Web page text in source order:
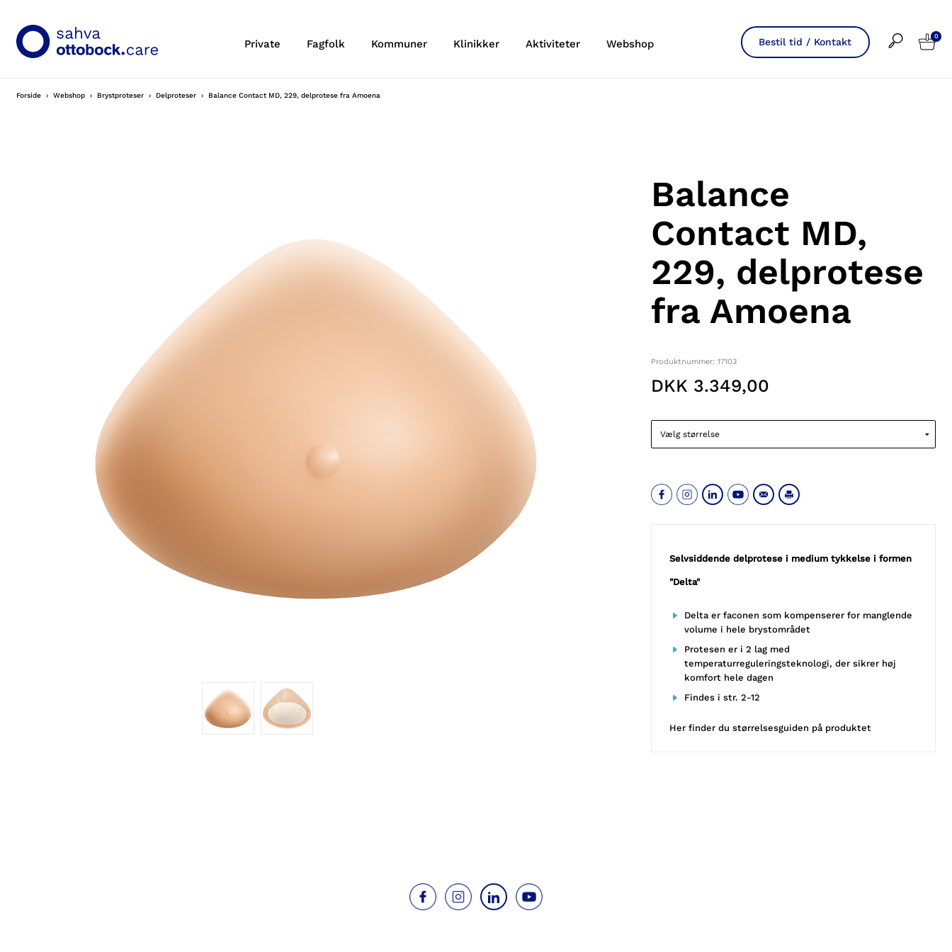
Private Fagfolk Kommuner Klinikker Aktiviteter Webshop Bestil tid / Kontakt 0
Forside Webshop Brystproteser Delproteser Balance Contact MD, 229, delprotese fra Amoena
Balance
Contact MD,
229, delprotese
fra Amoena
Produktnummer: 17103
DKK 3.349,00
Selvsiddende delprotese i medium tykkelse i formen
"Delta"
Delta er faconen som kompenserer for manglende
volume i hele brystområdet
Protesen er i 2 lag med
temperaturreguleringsteknologi, der sikrer høj
komfort hele dagen
Findes i str. 2-12
Her finder dustørrelsesguiden på produktet